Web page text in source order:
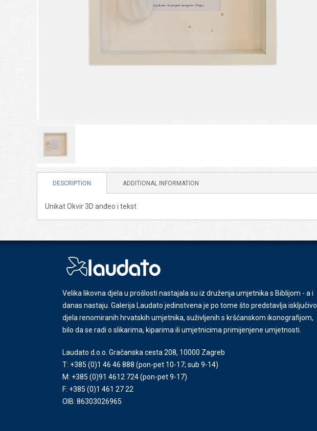
DESCRIPTION ADDITIONAL INFORMATION
Unikat Okvir 3D anđeo i tekst
Velika likovna djela u prošlosti nastajala su iz druženja umjetnika s Biblijom - a i
danas nastaju. Galerija Laudato jedinstvena je po tome što predstavlja isključivo
djela renomiranih hrvatskih umjetnika, suživljenih s kršćanskom ikonografijom,
bilo da se radi o slikarima, kiparima ili umjetnicima primijenjene umjetnosti.
Laudato d.o.o. Gračanska cesta 208, 10000 Zagreb
T: +385 (0)1 46 46 888 (pon-pet 10-17; sub 9-14)
M: +385 (0)91 4612 724(pon-pet 9-17)
F: +385 (0)1 461 27 22
OIB: 86303026965